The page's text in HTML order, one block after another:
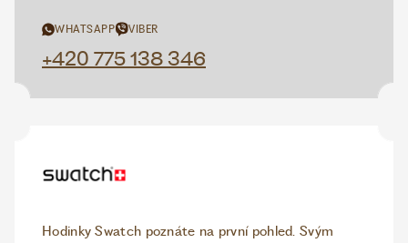
WHATSAPP VIBER
+420 775 138 346
Hodinky Swatch poznáte na první pohled. Svým